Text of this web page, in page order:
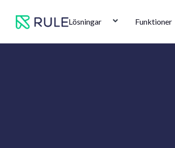
Lösningar Funktioner